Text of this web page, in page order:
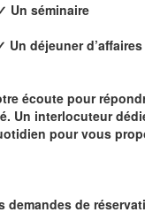
Un séminaire
Un déjeuner d’affaires
écoute pour
Un interlocuteur
pour vous
demandes de